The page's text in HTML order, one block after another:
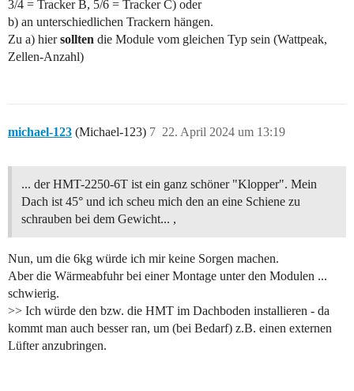
3/4 = Tracker B, 5/6 = Tracker C) oder
b) an unterschiedlichen Trackern hängen.
Zu a) hiersollten die Module vom gleichen Typ sein (Wattpeak,
Zellen-Anzahl)
michael-123 (Michael-123) 22. April 2024 um 13:19
7
... der HMT-2250-6T ist ein ganz schöner "Klopper". Mein
Dach ist 45° und ich scheu mich den an eine Schiene zu
schrauben bei dem Gewicht... ,
Nun, um die 6kg würde ich mir keine Sorgen machen.
Aber die Wärmeabfuhr bei einer Montage unter den Modulen ...
schwierig.
>> Ich würde den bzw. die HMT im Dachboden installieren - da
kommt man auch besser ran, um (bei Bedarf) z.B. einen externen
Lüfter anzubringen.